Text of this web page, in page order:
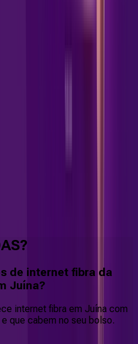
de internet fibra da
Juína?
internet fibra em Juína com
que cabem no seu bolso.